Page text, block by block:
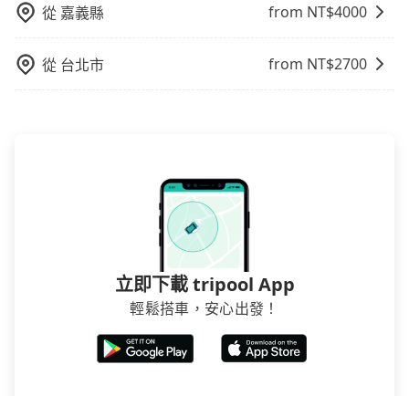
從 嘉義縣 from NT$4000
從 台北市 from NT$2700
立即下載 tripool App
輕鬆搭車，安心出發！